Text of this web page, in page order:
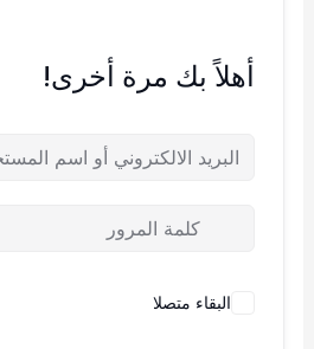
أهلاً بك مرة أخرى!
البقاء متصلا